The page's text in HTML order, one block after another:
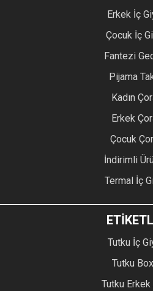
Erkek İç
Çocuk İç
Fantezi
Pijama
Kadın
Erkek
Çocuk
İndirimli
Termal İç
Tutku İç
Tutku
Tutku